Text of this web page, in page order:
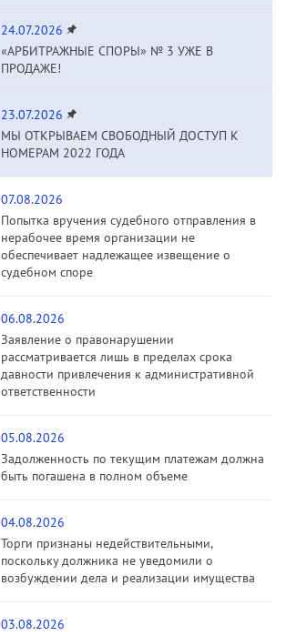
24.07.2026
«АРБИТРАЖНЫЕ СПОРЫ» № 3 УЖЕ В
ПРОДАЖЕ!
23.07.2026
МЫ ОТКРЫВАЕМ СВОБОДНЫЙ ДОСТУП К
НОМЕРАМ 2022 ГОДА
07.08.2026
Попытка вручения судебного отправления в
нерабочее время организации не
обеспечивает надлежащее извещение о
судебном споре
06.08.2026
Заявление о правонарушении
рассматривается лишь в пределах срока
давности привлечения к административной
ответственности
05.08.2026
Задолженность по текущим платежам должна
быть погашена в полном объеме
04.08.2026
Торги признаны недействительными,
поскольку должника не уведомили о
возбуждении дела и реализации имущества
03.08.2026